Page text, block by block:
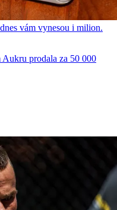
vám vynesou i milion.
Aukru prodala za 50 000